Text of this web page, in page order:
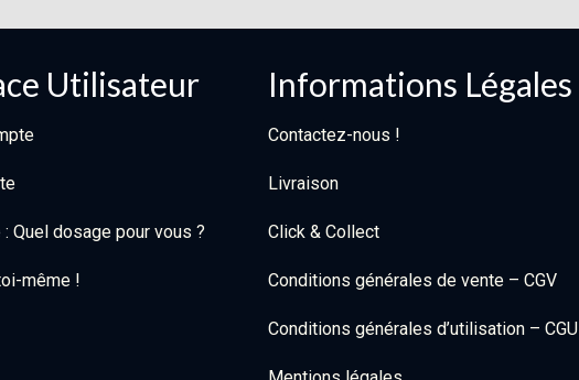
Utilisateur
Quel dosage pour vous ?
même !
Informations Légales
Contactez-nous !
Livraison
Click & Collect
Conditions générales de vente – CGV
Conditions générales d’utilisation – CGU